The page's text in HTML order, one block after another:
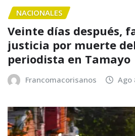
NACIONALES
Veinte días después,
justicia por muerte
periodista en Tamayo
Francomacorisanos Ago